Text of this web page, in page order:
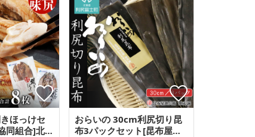
ほっけセ
同組合]北海
おらいの 30cm利尻切り昆
布3パックセット[昆布屋神